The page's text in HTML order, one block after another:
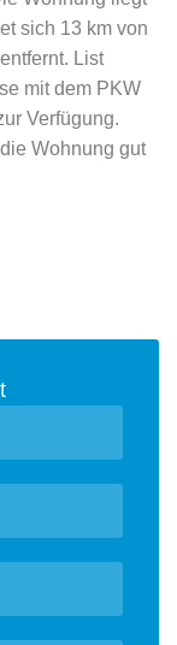
sich 13 km von
List
mit dem PKW
Verfügung.
Wohnung gut